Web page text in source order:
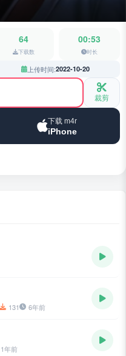
64
下载数
00:53
时长
上传时间:2022-10-20
裁剪
下载 m4r
iPhone
131 6年前
1年前